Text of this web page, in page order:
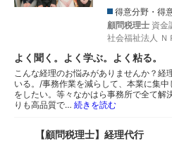
得意分野・得
顧問税理士 資金
社会福祉法人 Ｎ
よく聞く。よく学ぶ。よく粘る。
こんな経理のお悩みがありませんか？経
いる。/事務作業を減らして、本業に集
をしたい。等々なかはら事務所で全て解
りも高品質で… 続きを読む
【顧問税理士】経理代行